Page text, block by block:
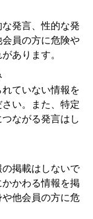
発言、性的な発
員の方に危険や
あります。
ていない情報を
い。また、特定
ながる発言はし
掲載はしないで
かわる情報を掲
他会員の方に危